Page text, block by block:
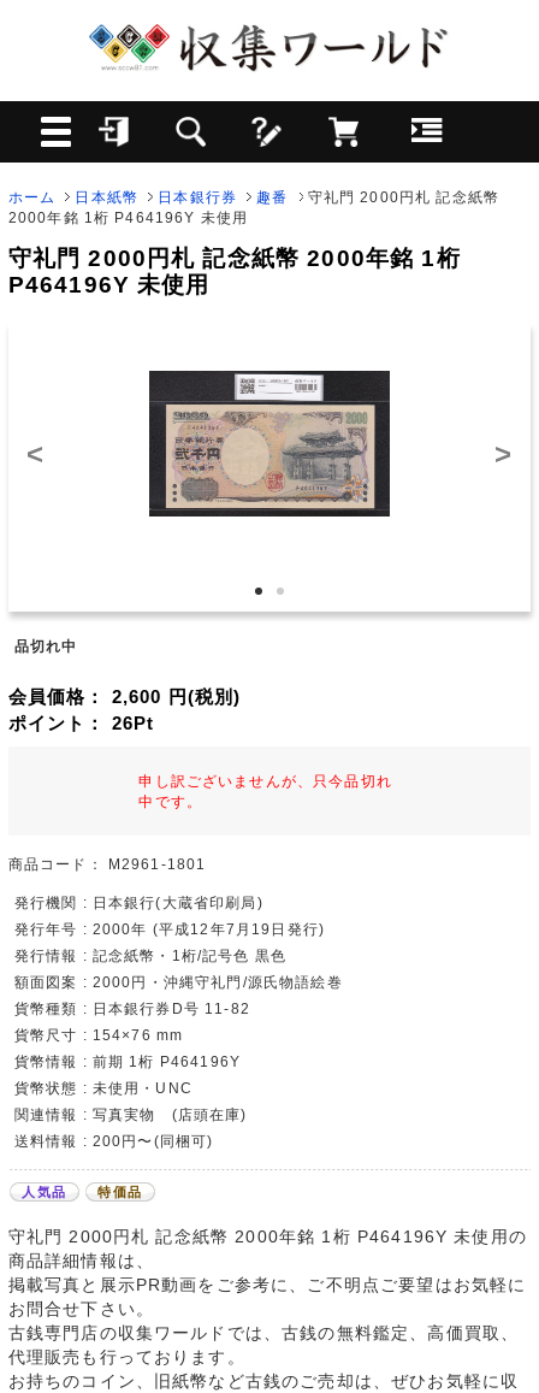
ホーム 日本紙幣 日本銀行券 趣番
守礼門 2000円札 記念紙幣
2000年銘 1桁 P464196Y 未使用
守礼門 2000円札 記念紙幣 2000年銘 1桁
P464196Y 未使用
< >
品切れ中
会員価格： 2,600 円(税別)
ポイント： 26Pt
申し訳ございませんが、只今品切れ
中です。
商品コード： M2961-1801
発行機関 : 日本銀行(大蔵省印刷局)
発行年号 : 2000年 (平成12年7月19日発行)
発行情報 : 記念紙幣・1桁/記号色 黒色
額面図案 : 2000円・沖縄守礼門/源氏物語絵巻
貨幣種類 : 日本銀行券D号 11-82
貨幣尺寸 : 154×76 mm
貨幣情報 : 前期 1桁 P464196Y
貨幣状態 : 未使用・UNC
関連情報 : 写真実物 (店頭在庫)
送料情報 : 200円〜(同梱可)
人気品 特価品
守礼門 2000円札 記念紙幣 2000年銘 1桁 P464196Y 未使用の
商品詳細情報は、
掲載写真と展示PR動画をご参考に、ご不明点ご要望はお気軽に
お問合せ下さい。
古銭専門店の収集ワールドでは、古銭の無料鑑定、高価買取、
代理販売も行っております。
お持ちのコイン、旧紙幣など古銭のご売却は、ぜひお気軽に収